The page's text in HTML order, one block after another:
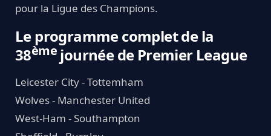
pour la Ligue des Champions.
Le programme complet de la
38ème journée de Premier League
Leicester City - Tottemham
Wolves - Manchester United
West-Ham - Southampton